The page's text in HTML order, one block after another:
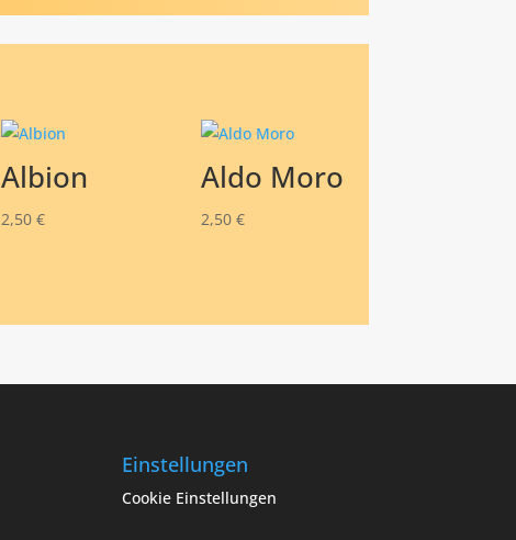
Albion
2,50 €
Aldo Moro
2,50€
Einstellungen
Cookie Einstellungen